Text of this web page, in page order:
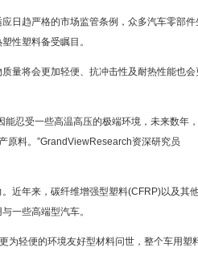
日趋严格的市场监管条例，众多汽车零部件
性塑料备受瞩目。
量将会更加轻便、抗冲击性及耐热性能也会
忍受一些高温高压的极端环境，未来数年，
原料。”GrandViewResearch资深研究员
近年来，碳纤维增强型塑料(CFRP)以及其
一些高端型汽车。
为轻便的环境友好型材料问世，整个车用塑